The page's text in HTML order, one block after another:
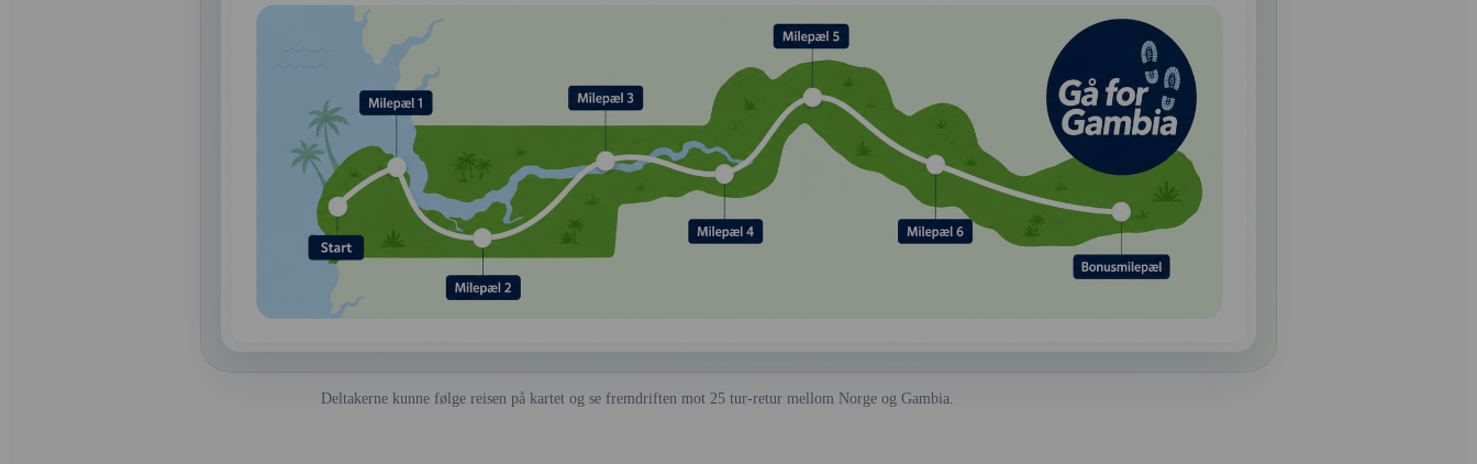
Deltakerne kunne følge reisen på kartet og se fremdriften mot 25 tur-retur mellom Norge og Gambia.